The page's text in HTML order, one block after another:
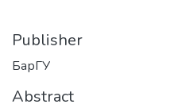
Publisher
БарГУ
Abstract